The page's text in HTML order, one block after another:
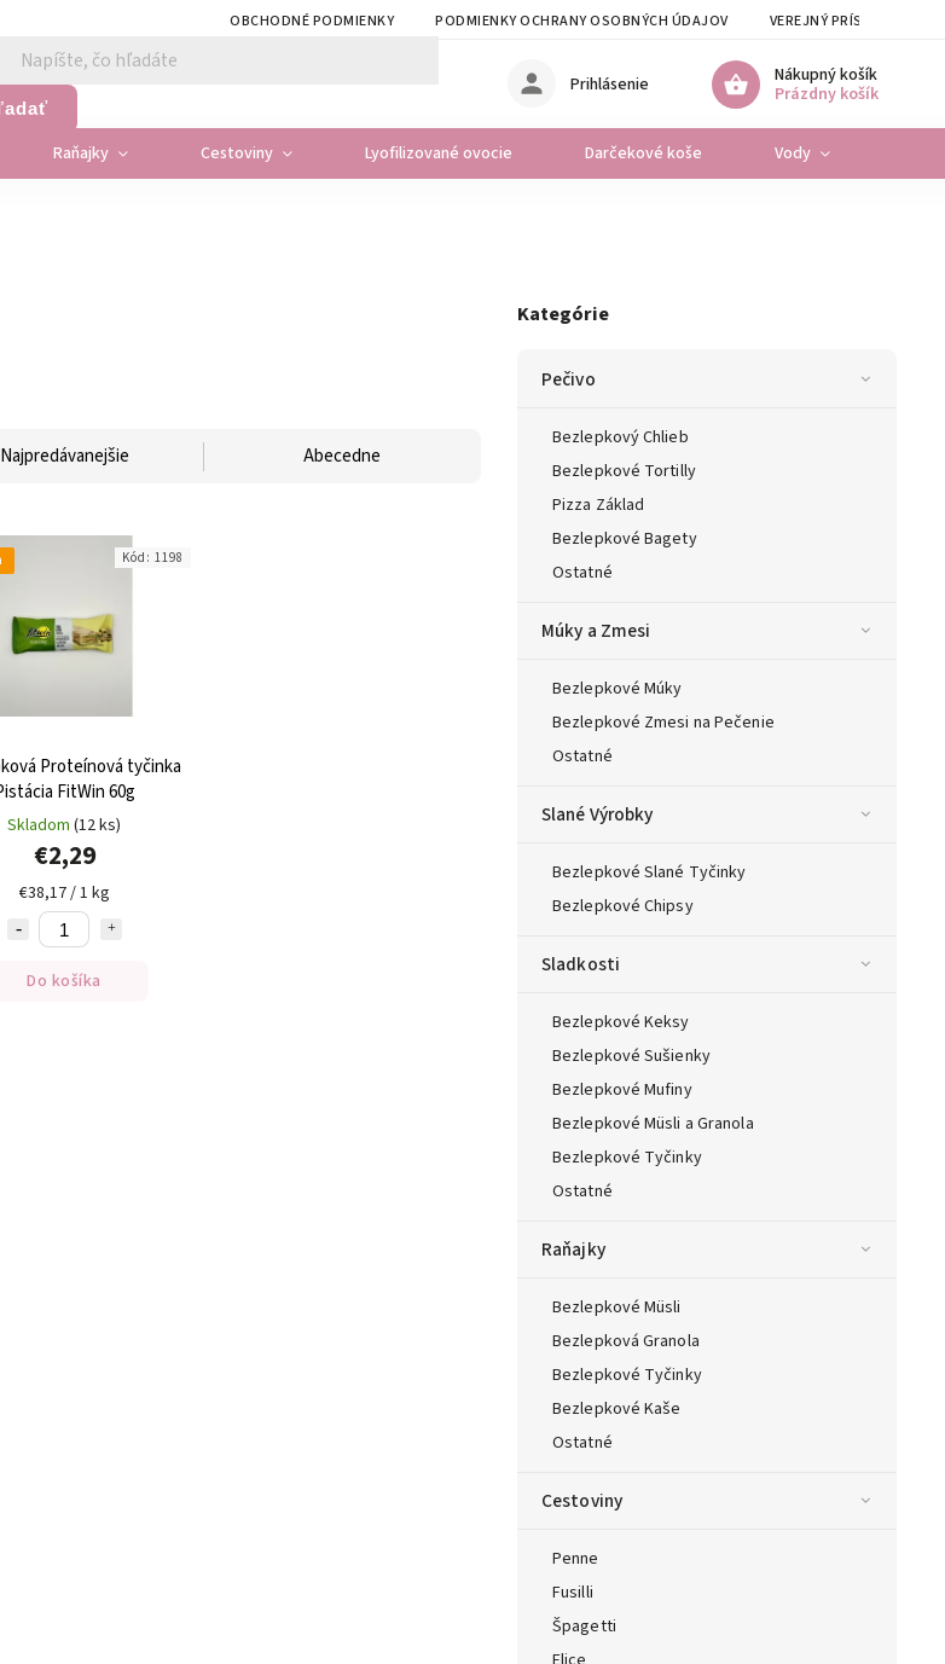
OBCHODNÉ PODMIENKY PODMIENKY OCHRANY OSOBNÝCH ÚDAJOV VEREJNÝ PRÍSLUB VSZP
Nákupný košík
Prázdny košík
Prihlásenie
Raňajky Cestoviny Lyofilizované ovocie Darčekové koše Vody
Kategórie
Pečivo
Bezlepkový Chlieb
Bezlepkové Tortilly
Pizza Základ
Bezlepkové Bagety
Ostatné
Múky a Zmesi
Bezlepkové Múky
Bezlepkové Zmesi na Pečenie
Ostatné
Slané Výrobky
Bezlepkové Slané Tyčinky
Bezlepkové Chipsy
Sladkosti
Bezlepkové Keksy
Bezlepkové Sušienky
Bezlepkové Mufiny
Bezlepkové Müsli a Granola
Bezlepkové Tyčinky
Ostatné
Raňajky
Bezlepkové Müsli
Bezlepková Granola
Bezlepkové Tyčinky
Bezlepkové Kaše
Ostatné
Cestoviny
Penne
Fusilli
Špagetti
Najpredávanejšie Abecedne
Proteínová tyčinka
FitWin 60g
Skladom (12 ks)
€2,29
€38,17 / 1 kg
Do košíka
Kód: 1198